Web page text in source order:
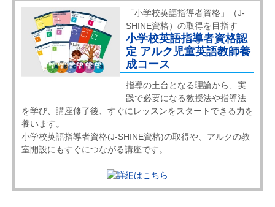
「小学校英語指導者資格」（J-
SHINE資格）の取得を目指す
小学校英語指導者資格認
定 アルク児童英語教師養
成コース
指導の土台となる理論から、実
践で必要になる教授法や指導法
を学び、講座修了後、すぐにレッスンをスタートできる力を
養います。
小学校英語指導者資格(J-SHINE資格)の取得や、アルクの教
室開設にもすぐにつながる講座です。